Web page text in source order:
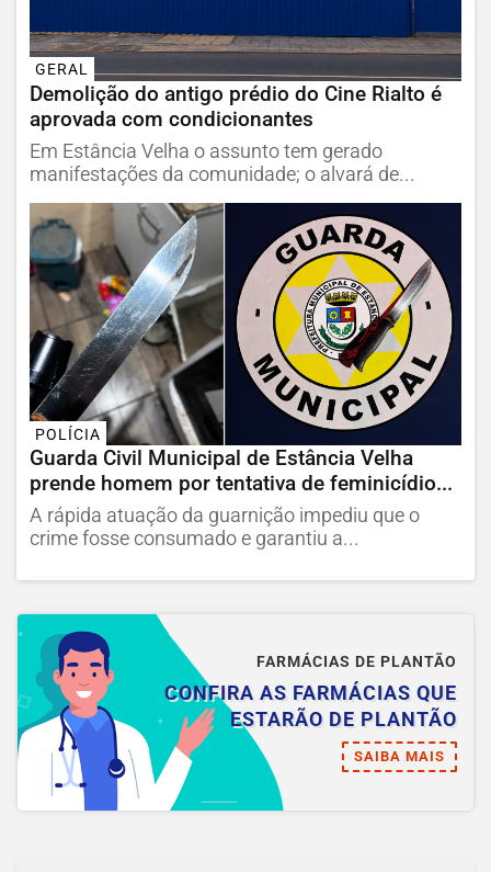
GERAL
Demolição do antigo prédio do Cine Rialto é
aprovada com condicionantes
Em Estância Velha o assunto tem gerado
manifestações da comunidade; o alvará de...
POLÍCIA
Guarda Civil Municipal de Estância Velha
prende homem por tentativa de feminicídio...
A rápida atuação da guarnição impediu que o
crime fosse consumado e garantiu a...
FARMÁCIAS DE PLANTÃO
CONFIRA AS FARMÁCIAS QUE
ESTARÃO DE PLANTÃO
SAIBA MAIS